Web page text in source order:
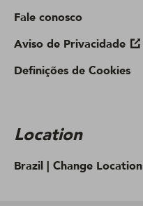
Fale conosco
Aviso de Privacidade
Definições de Cookies
Location
Brazil | Change Location